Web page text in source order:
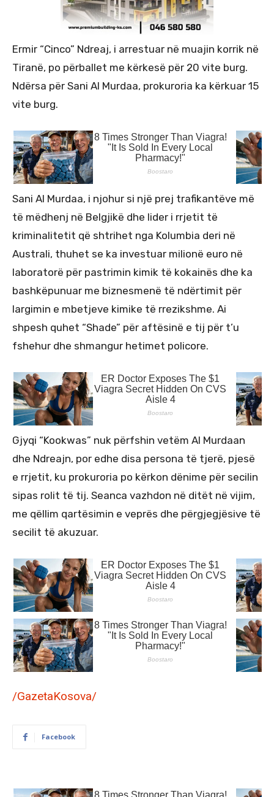
Ermir “Cinco” Ndreaj, i arrestuar në muajin korrik në
Tiranë, po përballet me kërkesë për 20 vite burg.
Ndërsa për Sani Al Murdaa, prokuroria ka kërkuar 15
vite burg.
Sani Al Murdaa, i njohur si një prej trafikantëve më
të mëdhenj në Belgjikë dhe lider i rrjetit të
kriminalitetit që shtrihet nga Kolumbia deri në
Australi, thuhet se ka investuar milionë euro në
laboratorë për pastrimin kimik të kokainës dhe ka
bashkëpunuar me biznesmenë të ndërtimit për
largimin e mbetjeve kimike të rrezikshme. Ai
shpesh quhet “Shade” për aftësinë e tij për t’u
fshehur dhe shmangur hetimet policore.
Gjyqi “Kookwas” nuk përfshin vetëm Al Murdaan
dhe Ndreajn, por edhe disa persona të tjerë, pjesë
e rrjetit, ku prokuroria po kërkon dënime për secilin
sipas rolit të tij. Seanca vazhdon në ditët në vijim,
me qëllim qartësimin e veprës dhe përgjegjësive të
secilit të akuzuar.
/GazetaKosova/
Facebook